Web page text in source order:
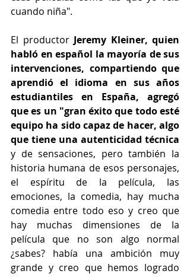
cuando niña".
El productor Jeremy Kleiner, quien
habló en español la mayoría de sus
intervenciones, compartiendo que
aprendió el idioma en sus años
estudiantiles en España, agregó
que es un "gran éxito que todo esté
equipo ha sido capaz de hacer, algo
que tiene una autenticidad técnica
y de sensaciones, pero también la
historia humana de esos personajes,
el espíritu de la película, las
emociones, la comedia, hay mucha
comedia entre todo eso y creo que
hay muchas dimensiones de la
película que no son algo normal
¿sabes? había una ambición muy
grande y creo que hemos logrado